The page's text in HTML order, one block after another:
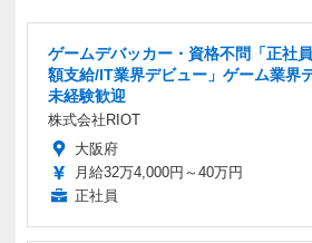
ゲームデバッカー・資格不問「正社
額支給/IT業界デビュー」ゲーム業界
未経験歓迎
株式会社RIOT
大阪府
月給32万4,000円～40万円
正社員